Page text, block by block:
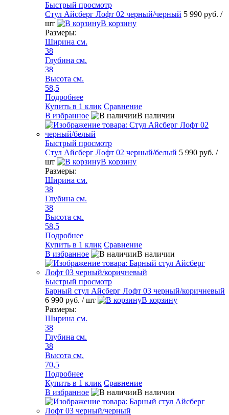
Быстрый просмотр
Стул Айсберг Лофт 02 черный/черный 5 990 руб. /
шт
В корзину
Размеры:
Ширина см.
38
Глубина см.
38
Высота см.
58,5
Подробнее
Купить в 1 клик Сравнение
В избранное
В наличии
Быстрый просмотр
Стул Айсберг Лофт 02 черный/белый 5 990 руб. /
шт
В корзину
Размеры:
Ширина см.
38
Глубина см.
38
Высота см.
58,5
Подробнее
Купить в 1 клик Сравнение
В избранное
В наличии
Быстрый просмотр
Барный стул Айсберг Лофт 03 черный/коричневый
6 990 руб. / шт
В корзину
Размеры:
Ширина см.
38
Глубина см.
38
Высота см.
70,5
Подробнее
Купить в 1 клик Сравнение
В избранное
В наличии